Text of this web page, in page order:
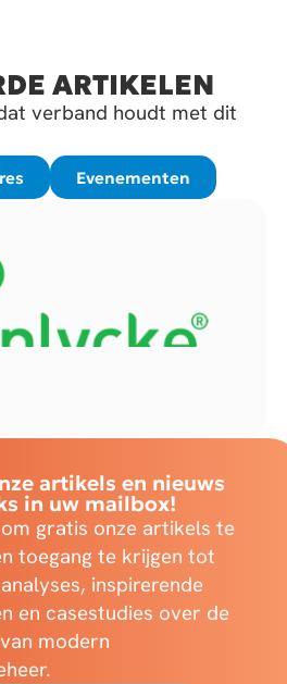
ARTIKELEN
verband houdt met dit
Evenementen
artikels en nieuws
in uw mailbox!
gratis onze artikels te
toegang te krijgen tot
inspirerende
en casestudies over de
modern